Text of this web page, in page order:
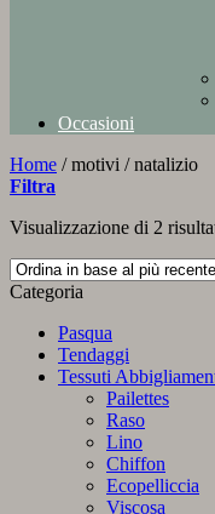
Occasioni
Home /motivi /natalizio
Filtra
Visualizzazione di 2
Categoria
Pasqua
Tendaggi
Tessuti
Pailettes
Raso
Lino
Chiffon
Ecopelliccia
Viscosa